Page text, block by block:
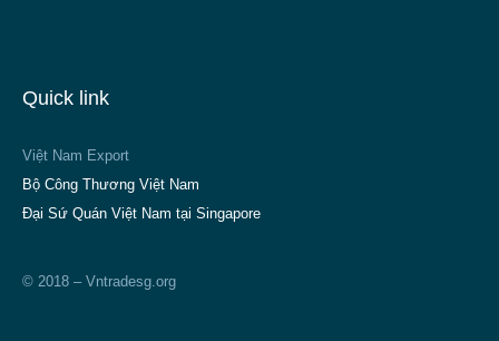
Quick link
Việt Nam Export
Bộ Công Thương Việt Nam
Đại Sứ Quán Việt Nam tại Singapore
© 2018 – Vntradesg.org